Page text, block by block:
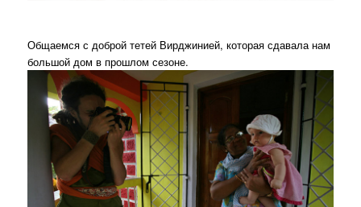
Общаемся с доброй тетей Вирджинией, которая сдавала нам
большой дом в прошлом сезоне.